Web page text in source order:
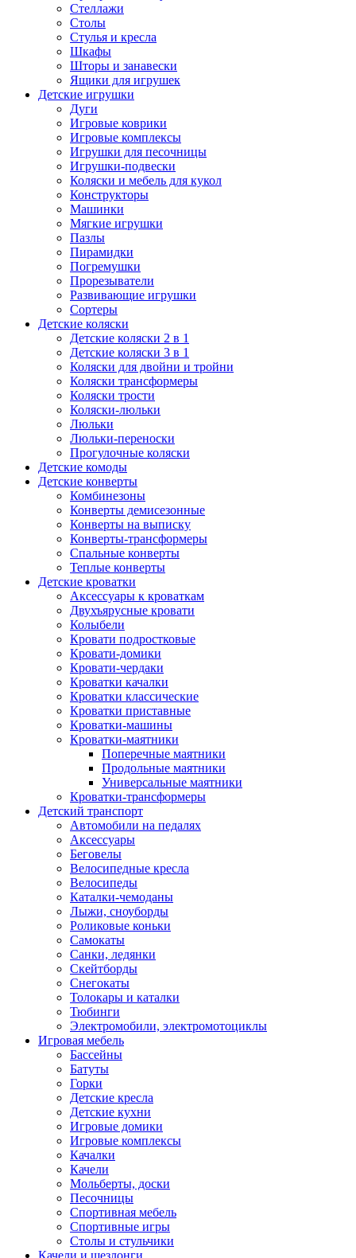
Стеллажи
Столы
Стулья и кресла
Шкафы
Шторы и занавески
Ящики для игрушек
Детские игрушки
Дуги
Игровые коврики
Игровые комплексы
Игрушки для песочницы
Игрушки-подвески
Коляски и мебель для кукол
Конструкторы
Машинки
Мягкие игрушки
Пазлы
Пирамидки
Погремушки
Прорезыватели
Развивающие игрушки
Сортеры
Детские коляски
Детские коляски 2 в 1
Детские коляски 3 в 1
Коляски для двойни и тройни
Коляски трансформеры
Коляски трости
Коляски-люльки
Люльки
Люльки-переноски
Прогулочные коляски
Детские комоды
Детские конверты
Комбинезоны
Конверты демисезонные
Конверты на выписку
Конверты-трансформеры
Спальные конверты
Теплые конверты
Детские кроватки
Аксессуары к кроваткам
Двухъярусные кровати
Колыбели
Кровати подростковые
Кровати-домики
Кровати-чердаки
Кроватки качалки
Кроватки классические
Кроватки приставные
Кроватки-машины
Кроватки-маятники
Поперечные маятники
Продольные маятники
Универсальные маятники
Кроватки-трансформеры
Детский транспорт
Автомобили на педалях
Аксессуары
Беговелы
Велосипедные кресла
Велосипеды
Каталки-чемоданы
Лыжи, сноуборды
Роликовые коньки
Самокаты
Санки, ледянки
Скейтборды
Снегокаты
Толокары и каталки
Тюбинги
Электромобили, электромотоциклы
Игровая мебель
Бассейны
Батуты
Горки
Детские кресла
Детские кухни
Игровые домики
Игровые комплексы
Качалки
Качели
Мольберты, доски
Песочницы
Спортивная мебель
Спортивные игры
Столы и стульчики
Качели и шезлонги